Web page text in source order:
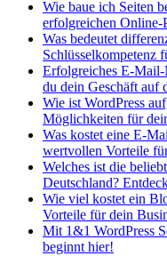
Wie baue ich Seiten
erfolgreichen Online-
Was bedeutet
Schlüsselkompetenz
Erfolgreiches E-
du dein Geschäft auf
Wie ist WordPress
Möglichkeiten für
Was kostet eine E-
wertvollen Vorteile
Welches ist die
Deutschland?
Wie viel kostet ein
Vorteile für dein
Mit 1&1 WordPress
beginnt hier!